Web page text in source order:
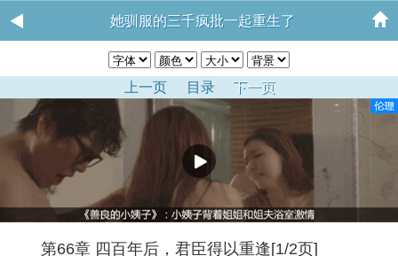
她驯服的三千疯批一起重生了
上一页 目录 下一页
第66章 四百年后，君臣得以重逢[1/2页]